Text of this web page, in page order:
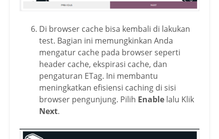
Di browser cache bisa kembali di lakukan
test. Bagian ini memungkinkan Anda
mengatur cache pada browser seperti
header cache, ekspirasi cache, dan
pengaturan ETag. Ini membantu
meningkatkan efisiensi caching di sisi
browser pengunjung. Pilih Enable lalu Klik
Next.